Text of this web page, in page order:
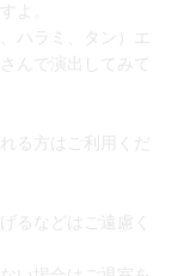
よ。
ハラミ、タン）エ
んで演出してみて
る方はご利用くだ
るなどはご遠慮く